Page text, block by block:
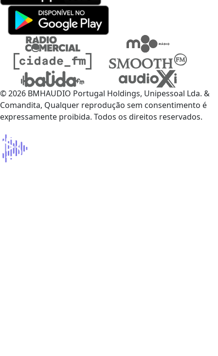
© 2026 BMHAUDIO Portugal Holdings, Unipessoal Lda. &
Comandita, Qualquer reprodução sem consentimento é
expressamente proibida. Todos os direitos reservados.